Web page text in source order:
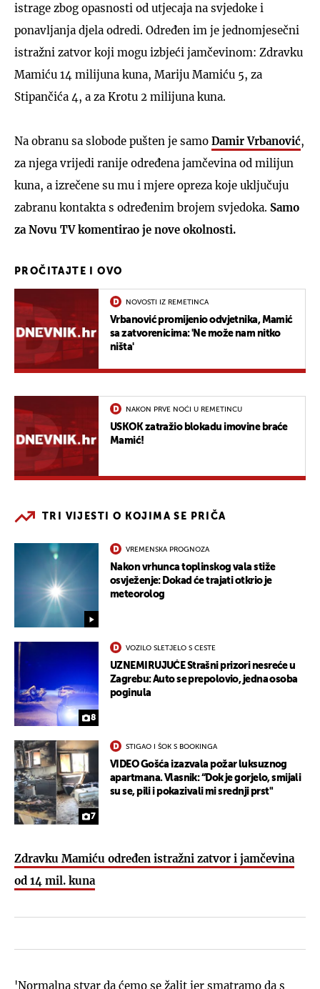
istrage zbog opasnosti od utjecaja na svjedoke i
ponavljanja djela odredi. Određen im je jednomjesečni
istražni zatvor koji mogu izbjeći jamčevinom: Zdravku
Mamiću 14 milijuna kuna, Mariju Mamiću 5, za
Stipančića 4, a za Krotu 2 milijuna kuna.
Na obranu sa slobode pušten je samo Damir Vrbanović,
za njega vrijedi ranije određena jamčevina od milijun
kuna, a izrečene su mu i mjere opreza koje uključuju
zabranu kontakta s određenim brojem svjedoka. Samo
za Novu TV komentirao je nove okolnosti.
PROČITAJTE I OVO
NOVOSTI IZ REMETINCA
Vrbanović promijenio odvjetnika, Mamić
sa zatvorenicima: 'Ne može nam nitko
ništa'
NAKON PRVE NOĆI U REMETINCU
USKOK zatražio blokadu imovine braće
Mamić!
TRI VIJESTI O KOJIMA SE PRIČA
VREMENSKA PROGNOZA
Nakon vrhunca toplinskog vala stiže
osvježenje: Dokad će trajati otkrio je
meteorolog
8
VOZILO SLETJELO S CESTE
UZNEMIRUJUĆE Strašni prizori nesreće u
Zagrebu: Auto se prepolovio, jedna osoba
poginula
7
STIGAO I ŠOK S BOOKINGA
VIDEO Gošća izazvala požar luksuznog
apartmana. Vlasnik: “Dok je gorjelo, smijali
su se, pili i pokazivali mi srednji prst"
Zdravku Mamiću određen istražni zatvor i jamčevina
od 14 mil. kuna
'Normalna stvar da ćemo se žalit jer smatramo da s